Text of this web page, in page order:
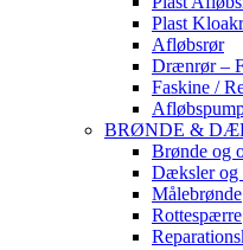
Plast
Afløbsrør
Drænrør –
Faskine /
BRØNDE &
Brønde og
Dæksler og
Målebrønde
Rottespærre